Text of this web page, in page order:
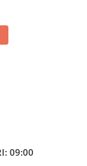
09:00